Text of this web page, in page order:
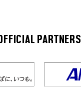
PARTNERS